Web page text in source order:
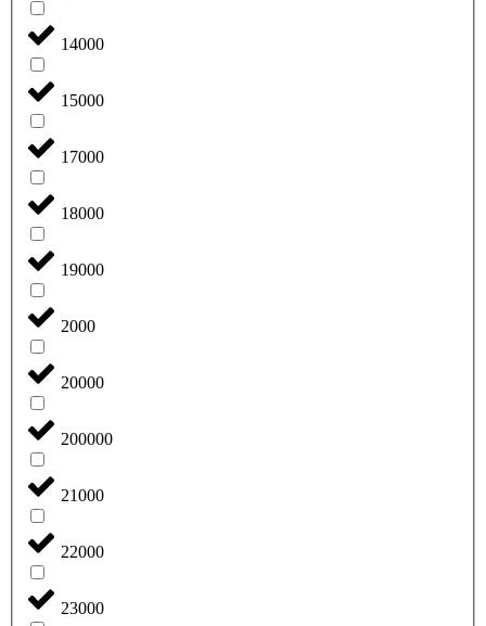
14000
15000
17000
18000
19000
2000
20000
200000
21000
22000
23000